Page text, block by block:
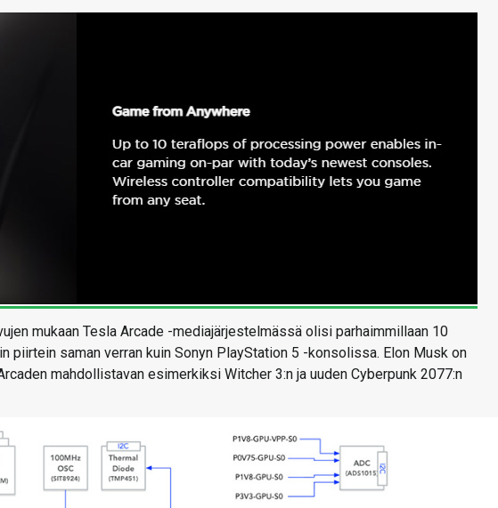
mukaan Tesla Arcade -mediajärjestelmässä olisi parhaimmillaan 10
piirtein saman verran kuin Sonyn PlayStation 5 -konsolissa. Elon Musk on
mahdollistavan esimerkiksi Witcher 3:n ja uuden Cyberpunk 2077:n